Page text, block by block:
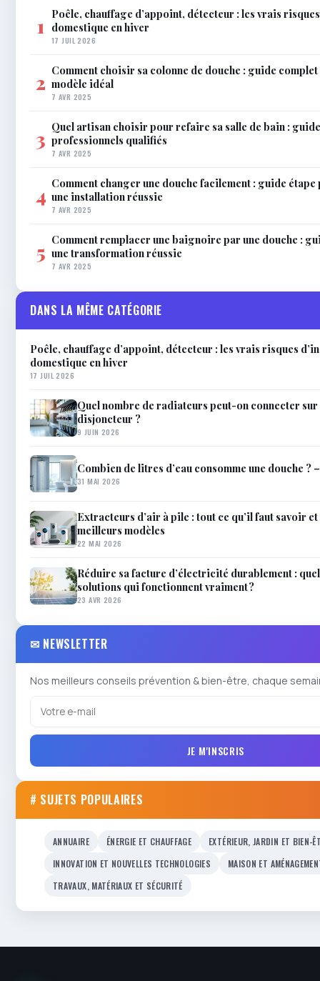
1 Poêle, chauffage d’appoint, détecteur : les vrais
domestique en hiver
17 JUIL 2026
2 Comment choisir sa colonne de douche : guide
modèle idéal
7 AVR 2025
3 Quel artisan choisir pour refaire sa salle de bain :
professionnels qualifiés
7 AVR 2025
4 Comment changer une douche facilement : guide
une installation réussie
7 AVR 2025
5 Comment remplacer une baignoire par une douche :
une transformation réussie
7 AVR 2025
DANS LA MÊME CATÉGORIE
Poêle, chauffage d’appoint, détecteur : les vrais risques
domestique en hiver
17 JUIL 2026
Quel nombre de radiateurs peut-on connecter sur
disjoncteur ?
9 JUIN 2026
Combien de litres d’eau consomme une douche ?
31 MAI 2026
Extracteurs d’air à pile : tout ce qu’il faut savoir
meilleurs modèles
22 MAI 2026
Réduire sa facture d’électricité durablement :
solutions qui fonctionnent vraiment ?
23 AVR 2026
✉ NEWSLETTER
Nos meilleurs conseils prévention & bien-être, chaque
JE M'INSCRIS
# SUJETS POPULAIRES
ANNUAIRE ÉNERGIE ET CHAUFFAGE
EXTÉRIEUR, JARDIN ET BIEN-
INNOVATION ET NOUVELLES TECHNOLOGIES
MAISON ET
TRAVAUX, MATÉRIAUX ET SÉCURITÉ